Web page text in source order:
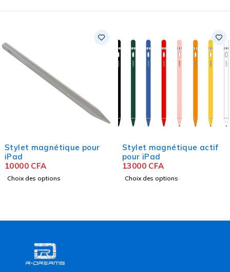
Stylet magnétique pour
iPad
10000 CFA
Choix des options
Stylet magnétique actif
pour iPad
13000 CFA
Choix des options